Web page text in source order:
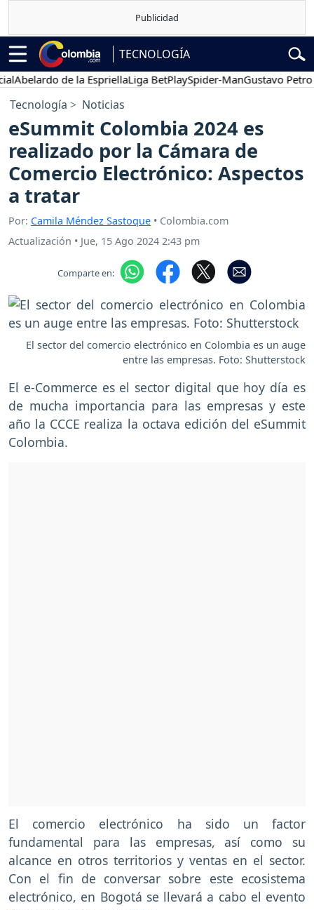
TECNOLOGÍA
de la EspriellaLiga BetPlaySpider-ManGustavo Petro
Tecnología Noticias
eSummit Colombia 2024 es
realizado por la Cámara de
Comercio Electrónico: Aspectos
a tratar
Por: Camila Méndez Sastoque • Colombia.com
Actualización • Jue, 15 Ago 2024 2:43 pm
Comparte en:
El sector del comercio electrónico en Colombia es un auge
entre las empresas. Foto: Shutterstock
El e-Commerce es el sector digital que hoy día es
de mucha importancia para las empresas y este
año la CCCE realiza la octava edición del eSummit
Colombia.
El comercio electrónico ha sido un factor
fundamental para las empresas, así como su
alcance en otros territorios y ventas en el sector.
Con el fin de conversar sobre este ecosistema
electrónico, en Bogotá se llevará a cabo el evento